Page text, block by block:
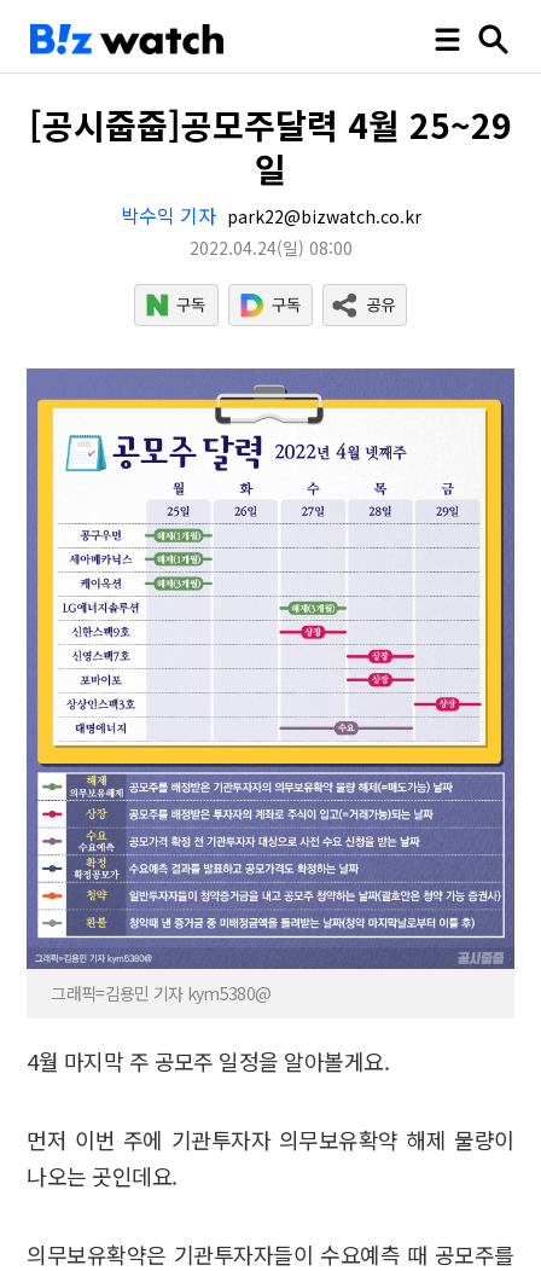
[공시줍줍]공모주달력 4월 25~29
일
박수익 기자 park22@bizwatch.co.kr
2022.04.24(일) 08:00
그래픽=김용민 기자 kym5380@
4월 마지막 주 공모주 일정을 알아볼게요.
먼저 이번 주에 기관투자자 의무보유확약 해제 물량이
나오는 곳인데요.
의무보유확약은 기관투자자들이 수요예측 때 공모주를